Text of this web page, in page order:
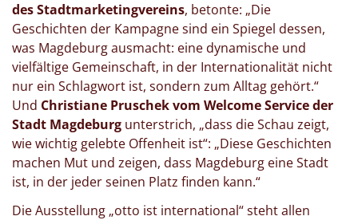
des Stadtmarketingvereins, betonte: „Die
Geschichten der Kampagne sind ein Spiegel dessen,
was Magdeburg ausmacht: eine dynamische und
vielfältige Gemeinschaft, in der Internationalität nicht
nur ein Schlagwort ist, sondern zum Alltag gehört.“
Und Christiane Pruschek vom Welcome Service der
Stadt Magdeburg unterstrich, „dass die Schau zeigt,
wie wichtig gelebte Offenheit ist“: „Diese Geschichten
machen Mut und zeigen, dass Magdeburg eine Stadt
ist, in der jeder seinen Platz finden kann.“
Die Ausstellung „otto ist international“ steht allen